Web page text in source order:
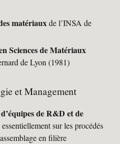
matériauxde l’INSA de
Sciences de Matériaux
de Lyon (1981)
et Management
de R&D et de
essentiellement sur les procédés
en filière